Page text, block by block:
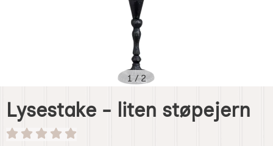
1/2
Lysestake - liten støpejern